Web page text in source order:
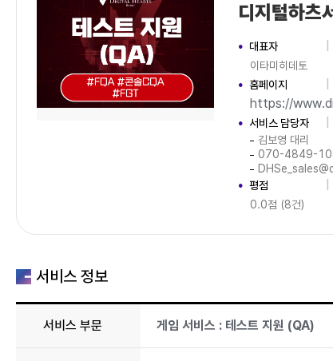
디지털하츠
대표자
이타미히데토
홈페이지
https://
서비스 담당자
김보영 대리
070-4849-
평점
0.0점 (8건)
서비스 정보
서비스 부문 게임 서비스 : 테스트 지원 (QA)